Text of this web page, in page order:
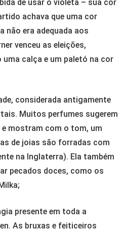
de usar o violeta – sua cor
achava que uma cor
não era adequada aos
venceu as eleições,
uma calça e um paletó na cor
considerada antigamente
Muitos perfumes sugerem
mostram com o tom, um
de joias são forradas com
na Inglaterra). Ela também
pecados doces, como os
presente em toda a
As bruxas e feiticeiros